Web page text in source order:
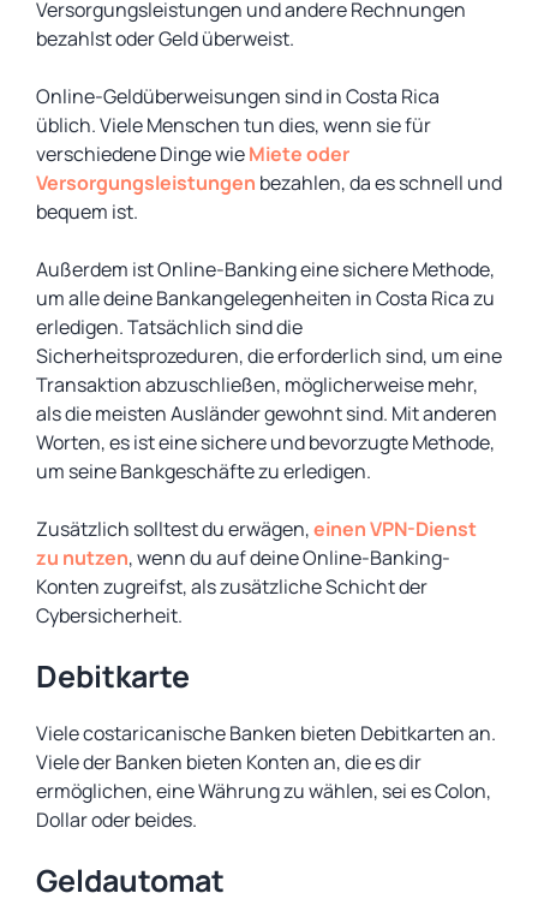
Versorgungsleistungen und andere Rechnungen
bezahlst oder Geld überweist.
Online-Geldüberweisungen sind in Costa Rica
üblich. Viele Menschen tun dies, wenn sie für
verschiedene Dinge wieMiete oder
Versorgungsleistungen bezahlen, da es schnell und
bequem ist.
Außerdem ist Online-Banking eine sichere Methode,
um alle deine Bankangelegenheiten in Costa Rica zu
erledigen. Tatsächlich sind die
Sicherheitsprozeduren, die erforderlich sind, um eine
Transaktion abzuschließen, möglicherweise mehr,
als die meisten Ausländer gewohnt sind. Mit anderen
Worten, es ist eine sichere und bevorzugte Methode,
um seine Bankgeschäfte zu erledigen.
Zusätzlich solltest du erwägen,einen VPN-Dienst
zu nutzen, wenn du auf deine Online-Banking-
Konten zugreifst, als zusätzliche Schicht der
Cybersicherheit.
Debitkarte
Viele costaricanische Banken bieten Debitkarten an.
Viele der Banken bieten Konten an, die es dir
ermöglichen, eine Währung zu wählen, sei es Colon,
Dollar oder beides.
Geldautomat